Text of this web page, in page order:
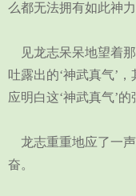
么都无法拥有如此神力
见龙志呆呆地望着那
吐露出的‘神武真气’
应明白这‘神武真气’
龙志重重地应了一
奋。